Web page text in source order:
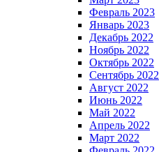
Февраль 2023
Январь 2023
Декабрь 2022
Ноябрь 2022
Октябрь 2022
Сентябрь 2022
Август 2022
Июнь 2022
Май 2022
Апрель 2022
Март 2022